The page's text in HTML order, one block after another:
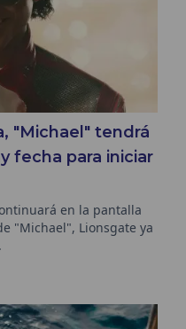
"Michael" tendrá
fecha para iniciar
en la pantalla
"Michael", Lionsgate ya